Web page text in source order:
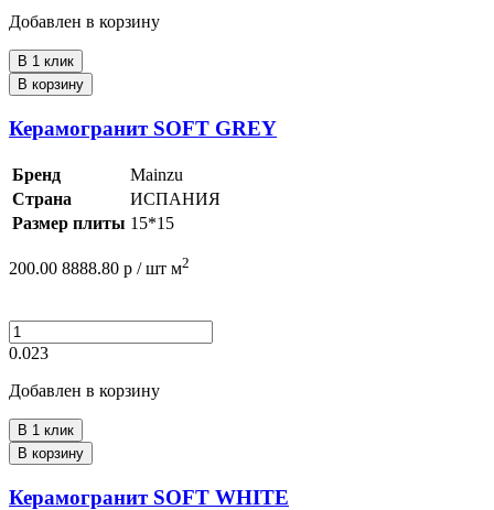
Добавлен в корзину
В 1 клик
В корзину
Керамогранит SOFT GREY
Бренд
Mainzu
Страна
ИСПАНИЯ
Размер плиты 15*15
200.00 8888.80 р / шт м2
0.023
Добавлен в корзину
В 1 клик
В корзину
Керамогранит SOFT WHITE